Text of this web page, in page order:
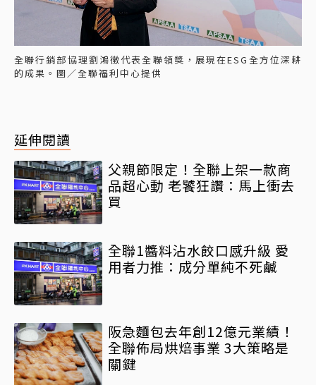
全聯行銷部協理劉鴻徵代表全聯領獎，展現在ESG全方位深耕
的成果。圖／全聯福利中心提供
延伸閱讀
父親節限定！全聯上架一款商
品超心動 老饕狂讚：馬上衝去
買
全聯1醬料沾水餃口感升級 愛
用者力推：成分單純不死鹹
阪急麵包去年創12億元業績！
全聯佈局烘焙事業 3大策略是
關鍵